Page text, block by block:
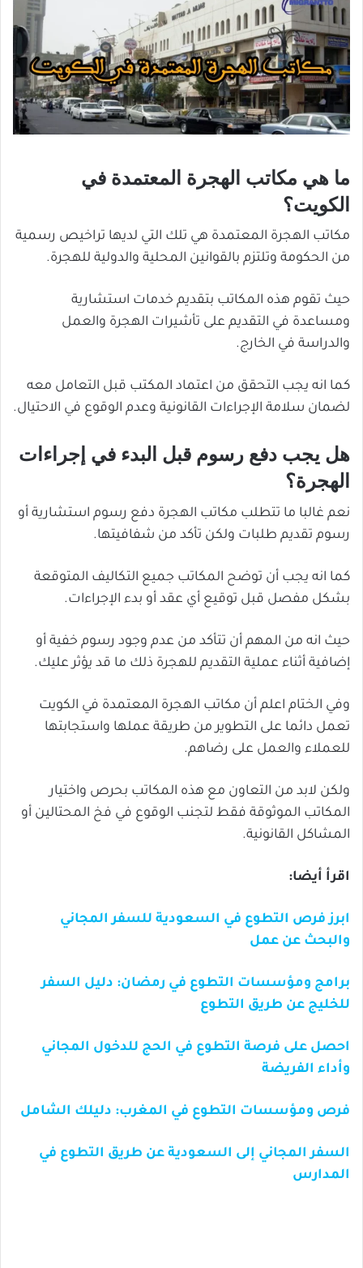
ما هي مكاتب الهجرة المعتمدة في
الكويت؟
مكاتب الهجرة المعتمدة هي تلك التي لديها تراخيص رسمية
من الحكومة وتلتزم بالقوانين المحلية والدولية للهجرة.
حيث تقوم هذه المكاتب بتقديم خدمات استشارية
ومساعدة في التقديم على تأشيرات الهجرة والعمل
والدراسة في الخارج.
كما انه يجب التحقق من اعتماد المكتب قبل التعامل معه
لضمان سلامة الإجراءات القانونية وعدم الوقوع في الاحتيال.
هل يجب دفع رسوم قبل البدء في إجراءات
الهجرة؟
نعم غالبا ما تتطلب مكاتب الهجرة دفع رسوم استشارية أو
رسوم تقديم طلبات ولكن تأكد من شفافيتها.
كما انه يجب أن توضح المكاتب جميع التكاليف المتوقعة
بشكل مفصل قبل توقيع أي عقد أو بدء الإجراءات.
حيث انه من المهم أن تتأكد من عدم وجود رسوم خفية أو
إضافية أثناء عملية التقديم للهجرة ذلك ما قد يؤثر عليك.
وفي الختام اعلم أن مكاتب الهجرة المعتمدة في الكويت
تعمل دائما على التطوير من طريقة عملها واستجابتها
للعملاء والعمل على رضاهم.
ولكن لابد من التعاون مع هذه المكاتب بحرص واختيار
المكاتب الموثوقة فقط لتجنب الوقوع في فخ المحتالين أو
المشاكل القانونية.
اقرأ أيضا:
ابرز فرص التطوع في السعودية للسفر المجاني
والبحث عن عمل
برامج ومؤسسات التطوع في رمضان: دليل السفر
للخليج عن طريق التطوع
احصل على فرصة التطوع في الحج للدخول المجاني
وأداء الفريضة
فرص ومؤسسات التطوع في المغرب: دليلك الشامل
السفر المجاني إلى السعودية عن طريق التطوع في
المدارس